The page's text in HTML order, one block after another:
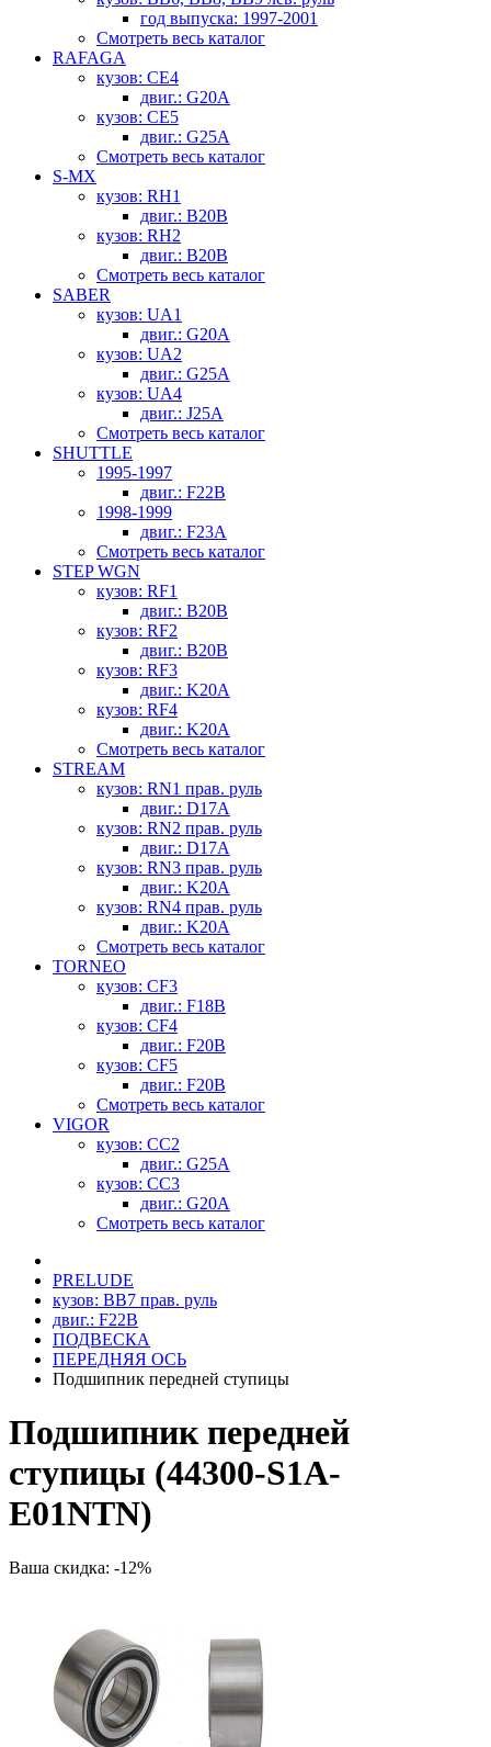
год выпуска: 1997-2001
Смотреть весь каталог
RAFAGA
кузов: CE4
двиг.: G20A
кузов: CE5
двиг.: G25A
Смотреть весь каталог
S-MX
кузов: RH1
двиг.: B20B
кузов: RH2
двиг.: B20B
Смотреть весь каталог
SABER
кузов: UA1
двиг.: G20A
кузов: UA2
двиг.: G25A
кузов: UA4
двиг.: J25A
Смотреть весь каталог
SHUTTLE
1995-1997
двиг.: F22B
1998-1999
двиг.: F23A
Смотреть весь каталог
STEP WGN
кузов: RF1
двиг.: B20B
кузов: RF2
двиг.: B20B
кузов: RF3
двиг.: K20A
кузов: RF4
двиг.: K20A
Смотреть весь каталог
STREAM
кузов: RN1 прав. руль
двиг.: D17A
кузов: RN2 прав. руль
двиг.: D17A
кузов: RN3 прав. руль
двиг.: K20A
кузов: RN4 прав. руль
двиг.: K20A
Смотреть весь каталог
TORNEO
кузов: CF3
двиг.: F18B
кузов: CF4
двиг.: F20B
кузов: CF5
двиг.: F20B
Смотреть весь каталог
VIGOR
кузов: CC2
двиг.: G25A
кузов: CC3
двиг.: G20A
Смотреть весь каталог
PRELUDE
кузов: BB7 прав. руль
двиг.: F22B
ПОДВЕСКА
ПЕРЕДНЯЯ ОСЬ
Подшипник передней ступицы
Подшипник передней
ступицы (44300-S1A-
E01NTN)
Ваша скидка: -12%